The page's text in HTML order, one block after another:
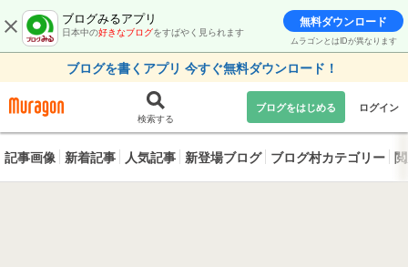
ブログみるアプリ
日本中の好きなブログをすばやく見られます
無料ダウンロード
ムラゴンとはIDが異なります
ブログを書くアプリ 今すぐ無料ダウンロード！
検索する
ブログをはじめる ログイン
記事画像 新着記事 人気記事 新登場ブログ ブログ村カテゴリー